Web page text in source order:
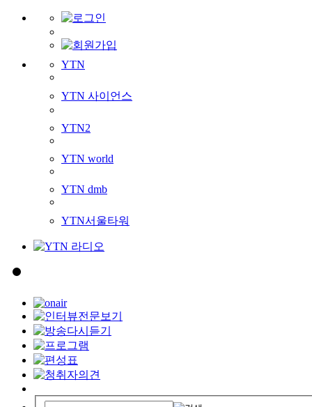
YTN
YTN 사이언스
YTN2
YTN world
YTN dmb
YTN서울타워